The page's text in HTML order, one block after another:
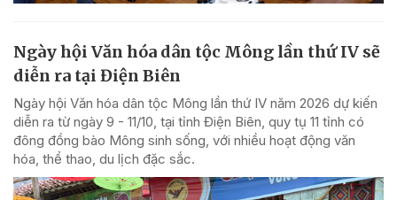
Ngày hội Văn hóa dân tộc Mông lần thứ IV sẽ
diễn ra tại Điện Biên
Ngày hội Văn hóa dân tộc Mông lần thứ IV năm 2026 dự kiến
diễn ra từ ngày 9 - 11/10, tại tỉnh Điện Biên, quy tụ 11 tỉnh có
đông đồng bào Mông sinh sống, với nhiều hoạt động văn
hóa, thể thao, du lịch đặc sắc.